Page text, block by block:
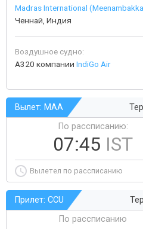
Madras International
Ченнай, Индия
Воздушное судно:
A320 компании IndiGo Air
Вылет: MAA
По рассписанию:
07:45 IST
Вылетел по рассписанию
Прилет: CCU
По рассписанию